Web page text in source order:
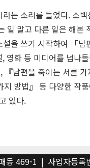
라는 소리를 들었다. 소
일 말고 다른 일은 해
을 쓰기 시작하여 「
영화 등 미디어를 넘나
남편을 죽이는 서른
방법』 등 다양한 작
있다.
동 469-1 | 사업자등